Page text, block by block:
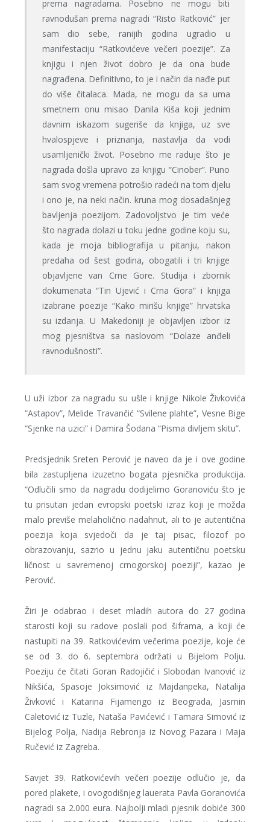
prema nagradama. Posebno ne mogu biti
ravnodušan prema nagradi “Risto Ratković” jer
sam dio sebe, ranijih godina ugradio u
manifestaciju “Ratkovićeve večeri poezije”. Za
knjigu i njen život dobro je da ona bude
nagrađena. Definitivno, to je i način da nađe put
do više čitalaca. Mada, ne mogu da sa uma
smetnem onu misao Danila Kiša koji jednim
davnim iskazom sugeriše da knjiga, uz sve
hvalospjeve i priznanja, nastavlja da vodi
usamljenički život. Posebno me raduje što je
nagrada došla upravo za knjigu “Cinober”. Puno
sam svog vremena potrošio radeći na tom djelu
i ono je, na neki način. kruna mog dosadašnjeg
bavljenja poezijom. Zadovoljstvo je tim veće
što nagrada dolazi u toku jedne godine koju su,
kada je moja bibliografija u pitanju, nakon
predaha od šest godina, obogatili i tri knjige
objavljene van Crne Gore. Studija i zbornik
dokumenata “Tin Ujević i Crna Gora” i knjiga
izabrane poezije “Kako mirišu knjige” hrvatska
su izdanja. U Makedoniji je objavljen izbor iz
mog pjesništva sa naslovom “Dolaze anđeli
ravnodušnosti”.
U uži izbor za nagradu su ušle i knjige Nikole Živkovića
“Astapov”, Melide Travančić “Svilene plahte”, Vesne Bige
“Sjenke na uzici” i Damira Šodana “Pisma divljem skitu”.
Predsjednik Sreten Perović je naveo da je i ove godine
bila zastupljena izuzetno bogata pjesnička produkcija.
“Odlučili smo da nagradu dodijelimo Goranoviću što je
tu prisutan jedan evropski poetski izraz koji je možda
malo previše melaholično nadahnut, ali to je autentična
poezija koja svjedoči da je taj pisac, filozof po
obrazovanju, sazrio u jednu jaku autentičnu poetsku
ličnost u savremenoj crnogorskoj poeziji”, kazao je
Perović.
Žiri je odabrao i deset mladih autora do 27 godina
starosti koji su radove poslali pod šiframa, a koji će
nastupiti na 39. Ratkovićevim večerima poezije, koje će
se od 3. do 6. septembra održati u Bijelom Polju.
Poeziju će čitati Goran Radojičić i Slobodan Ivanović iz
Nikšića, Spasoje Joksimović iz Majdanpeka, Natalija
Živković i Katarina Fijamengo iz Beograda, Jasmin
Caletović iz Tuzle, Nataša Pavićević i Tamara Simović iz
Bijelog Polja, Nadija Rebronja iz Novog Pazara i Maja
Ručević iz Zagreba.
Savjet 39. Ratkovićevih večeri poezije odlučio je, da
pored plakete, i ovogodišnjeg lauerata Pavla Goranovića
nagradi sa 2.000 eura. Najbolji mladi pjesnik dobiće 300